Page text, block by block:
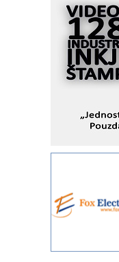
I.SAFE
KIP KOP
Alba
rešenjima
IBeRTIM -
STAUFF